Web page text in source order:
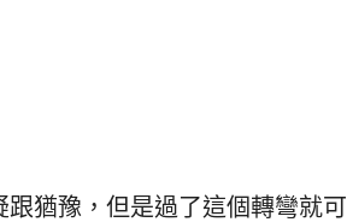
跟猶豫，但是過了這個轉彎就